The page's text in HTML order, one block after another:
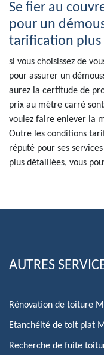
Se fier au
pour un
tarification plus
si vous choisissez de
pour assurer un
aurez la certitude de
prix au mètre carré
voulez faire enlever la
Outre les conditions
réputé pour ses
plus détaillées, vous
AUTRES
Rénovation de toiture
Etanchéité de toit plat
Recherche de fuite